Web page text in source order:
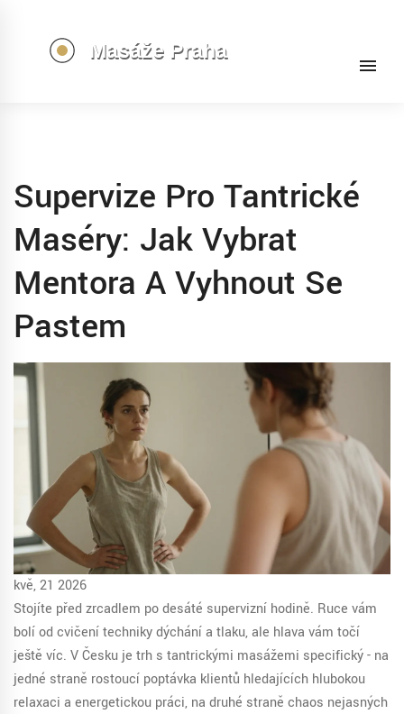
Supervize Pro Tantrické
Maséry: Jak Vybrat
Mentora A Vyhnout Se
Pastem
kvě, 21 2026
Stojíte před zrcadlem po desáté supervizní hodině. Ruce vám
bolí od cvičení techniky dýchání a tlaku, ale hlava vám točí
ještě víc. V Česku je trh s tantrickými masážemi specifický - na
jedné straně rostoucí poptávka klientů hledajících hlubokou
relaxaci a energetickou práci, na druhé straně chaos nejasných